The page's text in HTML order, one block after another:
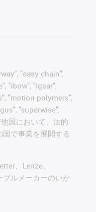
"easy chain",
"ibow", "igear",
"motion polymers",
"superwise",
国において、法的
で事業を展開する
、Lenze、
ルメーカーのいか